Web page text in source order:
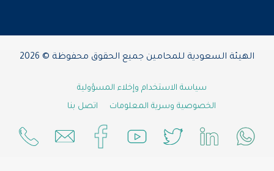
الهيئة السعودية للمحامين جميع الحقوق محفوظة © 2026
سياسة الاستخدام وإخلاء المسؤولية
الخصوصية وسرية المعلومات
اتصل بنا